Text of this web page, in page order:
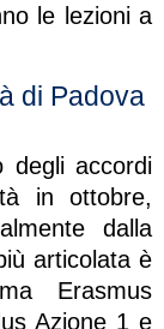
le lezioni a
di Padova
degli accordi
in ottobre,
dalla
articolata è
Erasmus
Azione 1 e